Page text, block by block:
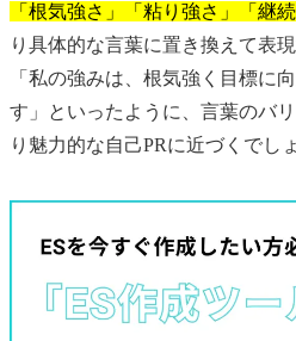
「根気強さ」「粘り強さ」「継
り具体的な言葉に置き換えて表
「私の強みは、根気強く目標に
す」といったように、言葉のバ
り魅力的な自己PRに近づくでし